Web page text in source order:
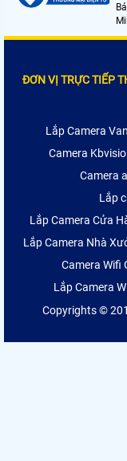
ĐƠN VỊ TRỰC TIẾP
Lắp Camera
Camera
Camera
Lắp
Lắp Camera Cửa
Lắp Camera Nhà
Camera Wifi
Lắp Camera
Copyrights ©